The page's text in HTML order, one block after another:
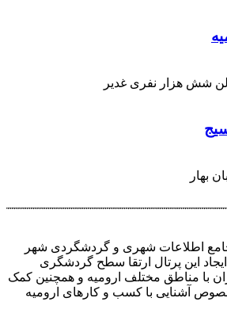
شش هزار نفری غدیر
بهار
اطلاعات شهری و گردشگردی شهر
این پرتال ارتقا سطح گردشگری
با مناطق مختلف ارومیه و همچنین کمک
آشنایی با کسب و کارهای ارومیه